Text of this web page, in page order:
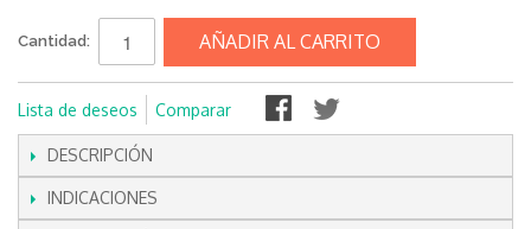
Cantidad: AÑADIR AL CARRITO
Lista de deseos Comparar
DESCRIPCIÓN
INDICACIONES